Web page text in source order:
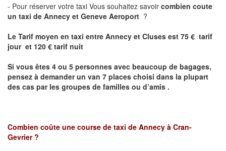
- Pour réserver votre taxi Vous souhaitez savoir combien coute
un taxi de Annecy et Geneve Aeroport ?
Le Tarif moyen en taxi entre Annecy et Cluses est 75 € tarif
jour et 120 € tarif nuit
Si vous êtes 4 ou 5 personnes avec beaucoup de bagages,
pensez à demander un van 7 places choisi dans la plupart
des cas par les groupes de familles ou d’amis .
Combien coûte une course de taxi de Annecy à Cran-
Gevrier ?